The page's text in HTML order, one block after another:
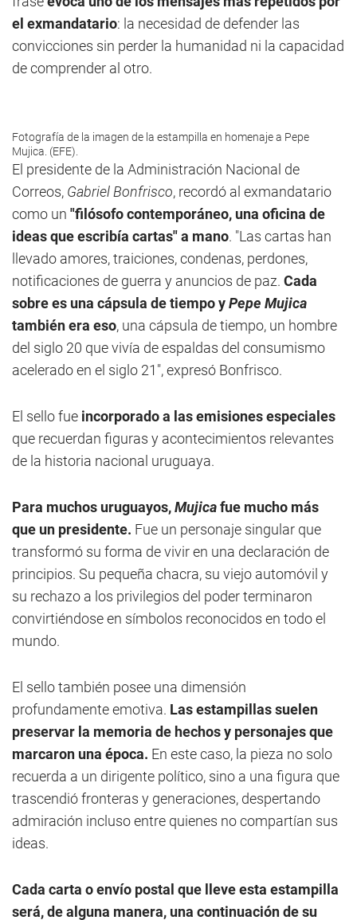
el exmandatario: la necesidad de defender las
convicciones sin perder la humanidad ni la capacidad
de comprender al otro.
Fotografía de la imagen de la estampilla en homenaje a Pepe
Mujica. (EFE).
El presidente de la Administración Nacional de
Correos, Gabriel Bonfrisco, recordó al exmandatario
como un "filósofo contemporáneo, una oficina de
ideas que escribía cartas" a mano. "Las cartas han
llevado amores, traiciones, condenas, perdones,
notificaciones de guerra y anuncios de paz. Cada
sobre es una cápsula de tiempo yPepe Mujica
también era eso, una cápsula de tiempo, un hombre
del siglo 20 que vivía de espaldas del consumismo
acelerado en el siglo 21", expresó Bonfrisco.
El sello fue incorporado a las emisiones especiales
que recuerdan figuras y acontecimientos relevantes
de la historia nacional uruguaya.
Para muchos uruguayos,Mujicafue mucho más
que un presidente. Fue un personaje singular que
transformó su forma de vivir en una declaración de
principios. Su pequeña chacra, su viejo automóvil y
su rechazo a los privilegios del poder terminaron
convirtiéndose en símbolos reconocidos en todo el
mundo.
El sello también posee una dimensión
profundamente emotiva. Las estampillas suelen
preservar la memoria de hechos y personajes que
marcaron una época. En este caso, la pieza no solo
recuerda a un dirigente político, sino a una figura que
trascendió fronteras y generaciones, despertando
admiración incluso entre quienes no compartían sus
ideas.
Cada carta o envío postal que lleve esta estampilla
será, de alguna manera, una continuación de su